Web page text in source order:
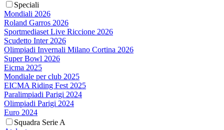
Speciali
Mondiali 2026
Roland Garros 2026
Sportmediaset Live Riccione 2026
Scudetto Inter 2026
Olimpiadi Invernali Milano Cortina 2026
Super Bowl 2026
Eicma 2025
Mondiale per club 2025
EICMA Riding Fest 2025
Paralimpiadi Parigi 2024
Olimpiadi Parigi 2024
Euro 2024
Squadra Serie A